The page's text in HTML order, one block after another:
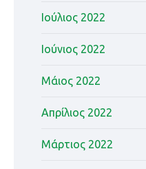
Ιούλιος 2022
Ιούνιος 2022
Μάιος 2022
Απρίλιος 2022
Μάρτιος 2022